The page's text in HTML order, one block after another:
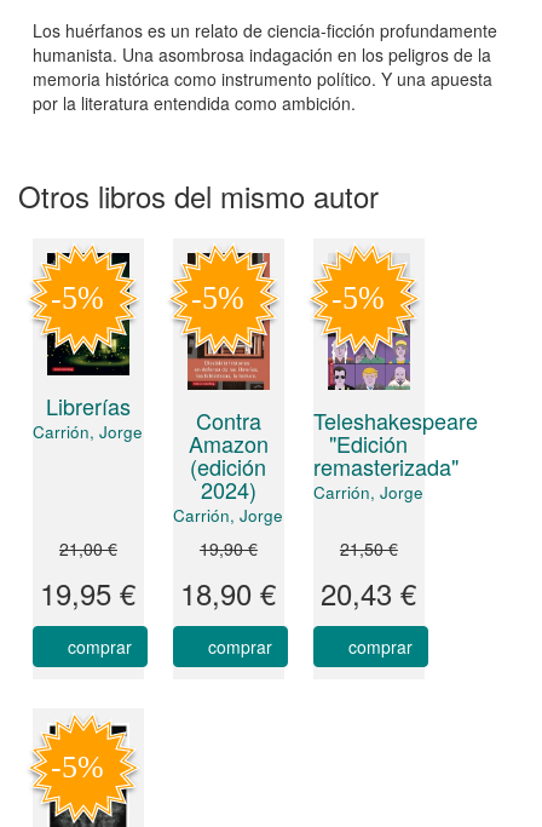
Los huérfanos es un relato de ciencia-ficción profundamente
humanista. Una asombrosa indagación en los peligros de la
memoria histórica como instrumento político. Y una apuesta
por la literatura entendida como ambición.
Otros libros del mismo autor
Librerías
Carrión, Jorge
21,00 €
19,95 €
comprar
Contra
Amazon
(edición
2024)
Carrión, Jorge
19,90 €
18,90 €
comprar
Teleshakespeare
"Edición
remasterizada"
Carrión, Jorge
21,50 €
20,43 €
comprar